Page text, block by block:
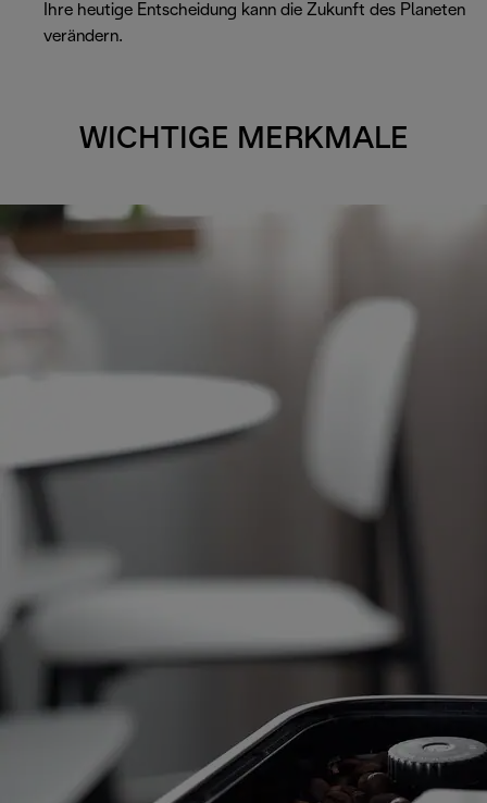
Ihre heutige Entscheidung kann die Zukunft des Planeten
verändern.
WICHTIGE MERKMALE